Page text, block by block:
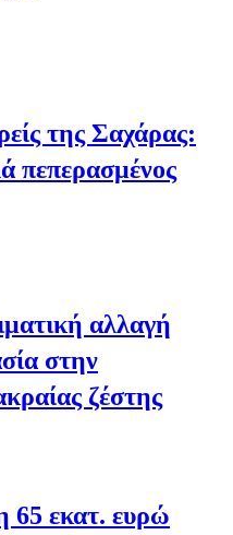
της Σαχάρας:
πεπερασμένος
αλλαγή
στην
ζέστης
65 εκατ. ευρώ